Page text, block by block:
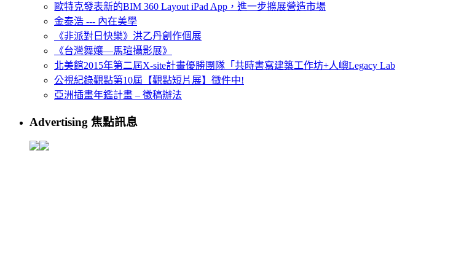
歐特克發表新的BIM 360 Layout iPad App，進一步擴展營造市場
金泰浩 --- 內在美學
《非派對日快樂》洪乙丹創作個展
《台灣舞孃—馬瑄攝影展》
北美館2015年第二屆X-site計畫優勝團隊「共時書寫建築工作坊+人嶼Legacy Lab
公視紀錄觀點第10屆【觀點短片展】徵件中!
亞洲插畫年鑑計畫 – 徵稿辦法
Advertising 焦點訊息